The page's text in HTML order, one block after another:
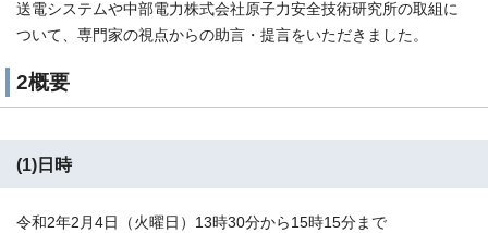
送電システムや中部電力株式会社原子力安全技術研究所の取組に
ついて、専門家の視点からの助言・提言をいただきました。
2概要
(1)日時
令和2年2月4日（火曜日）13時30分から15時15分まで